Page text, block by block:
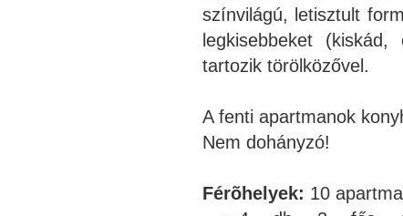
színvilágú, letisztult
legkisebbeket
tartozik törölközővel.
A fenti apartmanok
Nem dohányzó!
Férõhelyek: 10